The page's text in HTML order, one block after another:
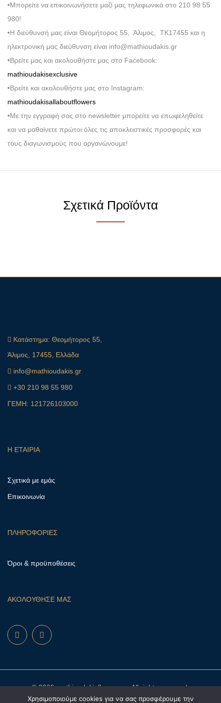
•Μπορείτε να επικοινωνήσετε μαζί μας τηλεφωνικά στο 210 98 55
980!
•Η διεύθυνσή μας είναι Θεομήτορος 55, Άλιμος, ΤΚ17455 και η
ηλεκτρονική μας διεύθυνση είναι info@mathioudakis.gr
•Βρείτε μας και ακολουθήστε μας στο Facebook:
mathioudakisexclusive
•Βρείτε και ακολουθήστε μας στο Instagram:
mathioudakisallaboutflowers
•Με την εγγραφή σας στο newsletter μπορείτε να επωφεληθείτε
και να μαθαίνετε πρώτοι όλες τις αποκλειστικές προσφορές και
τους διαγωνισμούς που οργανώνουμε!
Σχετικά Προϊόντα
Κατάστημα: Θεομήτορος 55,
Άλιμος, 17455, Ελλάδα
info@mathioudakis.gr
+30 210 98 55 980
ΓΕΜΗ: 121726103000
Η ΕΤΑΙΡΙΑ
Σχετικά με εμάς
Επικοινωνία
ΠΛΗΡΟΦΟΡΙΕΣ
Όροι & προϋποθέσεις
ΑΚΟΛΟΥΘΗΣΕ ΜΑΣ
© 2026 mathioudakisflowers.gr. All rights reserved.
Χρησιμοποιούμε cookies για να σας προσφέρουμε την